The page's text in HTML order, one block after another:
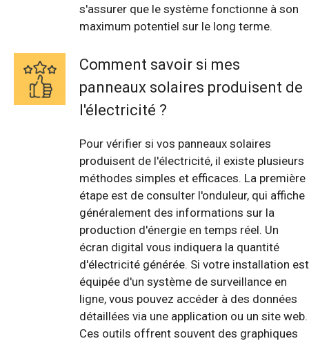
s'assurer que le système fonctionne à son
maximum potentiel sur le long terme.
Comment savoir si mes
panneaux solaires produisent de
l'électricité ?
Pour vérifier si vos panneaux solaires
produisent de l'électricité, il existe plusieurs
méthodes simples et efficaces. La première
étape est de consulter l'onduleur, qui affiche
généralement des informations sur la
production d'énergie en temps réel. Un
écran digital vous indiquera la quantité
d'électricité générée. Si votre installation est
équipée d'un système de surveillance en
ligne, vous pouvez accéder à des données
détaillées via une application ou un site web.
Ces outils offrent souvent des graphiques